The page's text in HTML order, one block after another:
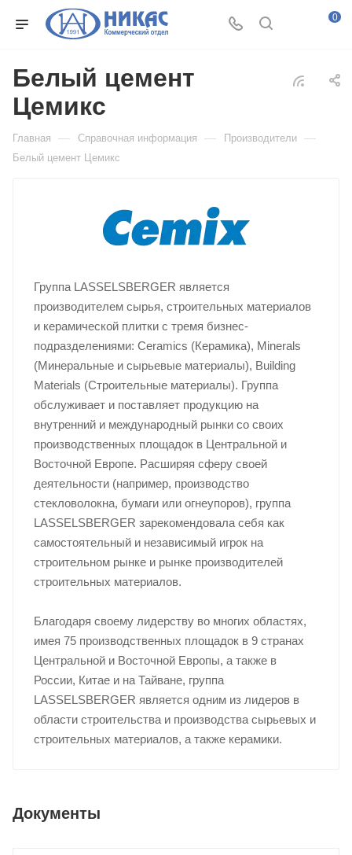
0
Белый цемент
Цемикс
Главная — Справочная информация — Производители —
Белый цемент Цемикс
Группа LASSELSBERGER является
производителем сырья, строительных материалов
и керамической плитки с тремя бизнес-
подразделениями: Ceramics (Керамика), Minerals
(Минеральные и сырьевые материалы), Building
Materials (Строительные материалы). Группа
обслуживает и поставляет продукцию на
внутренний и международный рынки со своих
производственных площадок в Центральной и
Восточной Европе. Расширяя сферу своей
деятельности (например, производство
стекловолокна, бумаги или огнеупоров), группа
LASSELSBERGER зарекомендовала себя как
самостоятельный и независимый игрок на
строительном рынке и рынке производителей
строительных материалов.
Благодаря своему лидерству во многих областях,
имея 75 производственных площадок в 9 странах
Центральной и Восточной Европы, а также в
России, Китае и на Тайване, группа
LASSELSBERGER является одним из лидеров в
области строительства и производства сырьевых и
строительных материалов, а также керамики.
Документы